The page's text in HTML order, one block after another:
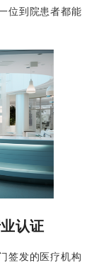
位到院患者都能
认证
签发的医疗机构